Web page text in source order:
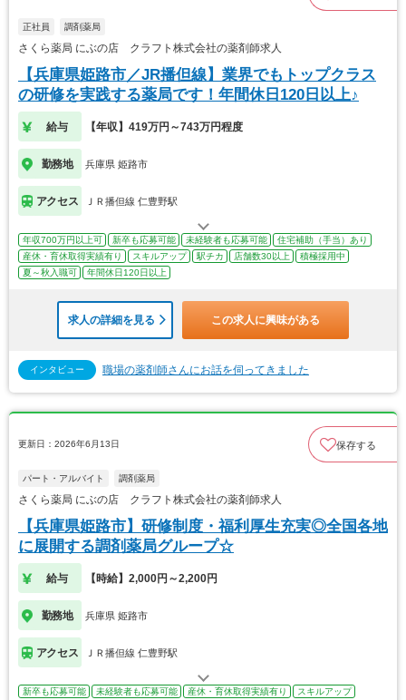
正社員 調剤薬局
さくら薬局 にぶの店 クラフト株式会社の薬剤師求人
【兵庫県姫路市／JR播但線】業界でもトップクラス
の研修を実践する薬局です！年間休日120日以上♪
給与 【年収】419万円～743万円程度
勤務地 兵庫県 姫路市
アクセス ＪＲ播但線 仁豊野駅
年収700万円以上可 新卒も応募可能 未経験者も応募可能
住宅補助（手当）あり
産休・育休取得実績有り
スキルアップ 駅チカ 店舗数30以上
積極採用中
夏～秋入職可
年間休日120日以上
求人の詳細を見る この求人に興味がある
インタビュー 職場の薬剤師さんにお話を伺ってきました
更新日：2026年6月13日 保存する
パート・アルバイト 調剤薬局
さくら薬局 にぶの店 クラフト株式会社の薬剤師求人
【兵庫県姫路市】研修制度・福利厚生充実◎全国各地
に展開する調剤薬局グループ☆
給与 【時給】2,000円～2,200円
勤務地 兵庫県 姫路市
アクセス ＪＲ播但線 仁豊野駅
新卒も応募可能 未経験者も応募可能 産休・育休取得実績有り
スキルアップ